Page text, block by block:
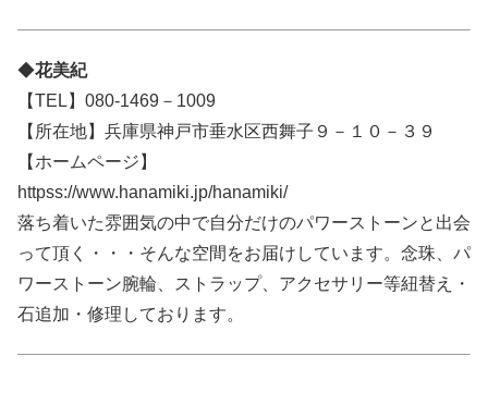
◆花美紀
【TEL】080-1469－1009
【所在地】兵庫県神戸市垂水区西舞子９－１０－３９
【ホームページ】
httpss://www.hanamiki.jp/hanamiki/
落ち着いた雰囲気の中で自分だけのパワーストーンと出会
って頂く・・・そんな空間をお届けしています。念珠、パ
ワーストーン腕輪、ストラップ、アクセサリー等紐替え・
石追加・修理しております。